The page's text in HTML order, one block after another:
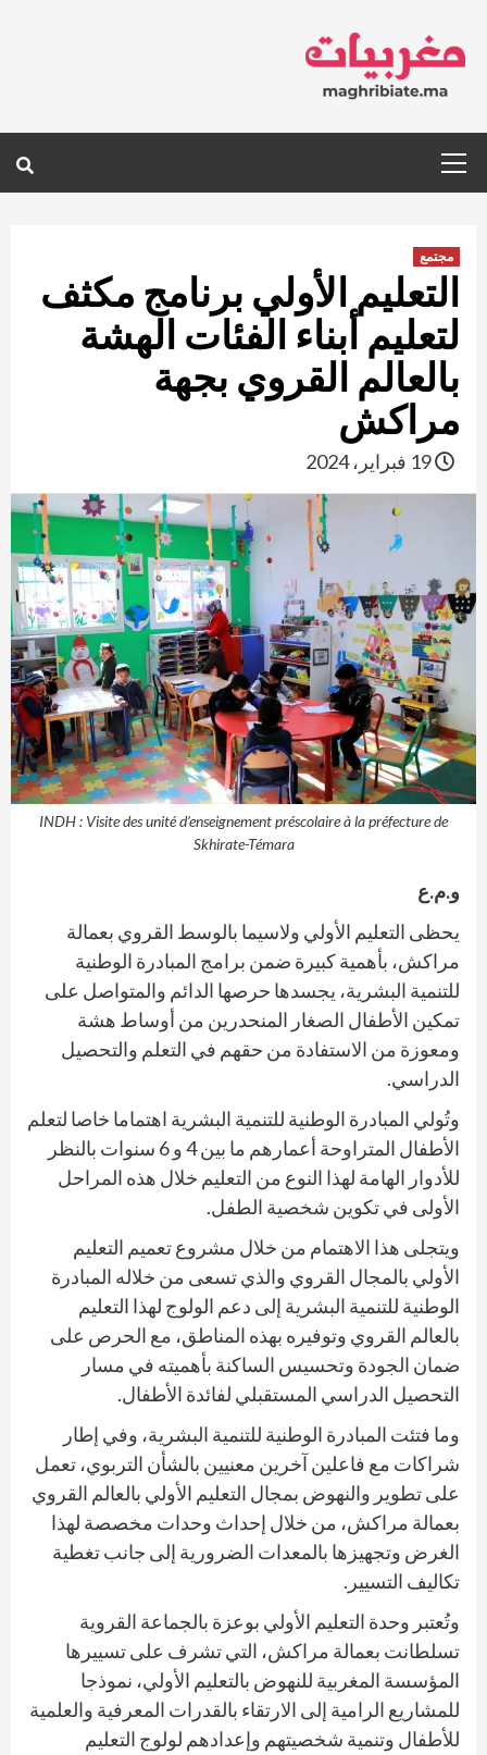
content
Menu
مجتمع
التعليم الأولي برنامج مكثف
لتعليم أبناء الفئات الهشة
بالعالم القروي بجهة
مراكش
INDH : Visite des unité d’enseignement préscolaire à la préfecture de
Skhirate-Témara
و.م.ع
يحظى التعليم الأولي ولاسيما بالوسط القروي بعمالة
مراكش، بأهمية كبيرة ضمن برامج المبادرة الوطنية
للتنمية البشرية، يجسدها حرصها الدائم والمتواصل على
تمكين الأطفال الصغار المنحدرين من أوساط هشة
ومعوزة من الاستفادة من حقهم في التعلم والتحصيل
الدراسي.
وتُولي المبادرة الوطنية للتنمية البشرية اهتماما خاصا لتعلم
الأطفال المتراوحة أعمارهم ما بين 4 و 6 سنوات بالنظر
للأدوار الهامة لهذا النوع من التعليم خلال هذه المراحل
الأولى في تكوين شخصية الطفل.
ويتجلى هذا الاهتمام من خلال مشروع تعميم التعليم
الأولي بالمجال القروي والذي تسعى من خلاله المبادرة
الوطنية للتنمية البشرية إلى دعم الولوج لهذا التعليم
بالعالم القروي وتوفيره بهذه المناطق، مع الحرص على
ضمان الجودة وتحسيس الساكنة بأهميته في مسار
التحصيل الدراسي المستقبلي لفائدة الأطفال.
وما فتئت المبادرة الوطنية للتنمية البشرية، وفي إطار
شراكات مع فاعلين آخرين معنيين بالشأن التربوي، تعمل
على تطوير والنهوض بمجال التعليم الأولي بالعالم القروي
بعمالة مراكش، من خلال إحداث وحدات مخصصة لهذا
الغرض وتجهيزها بالمعدات الضرورية إلى جانب تغطية
تكاليف التسيير.
وتُعتبر وحدة التعليم الأولي بوعزة بالجماعة القروية
تسلطانت بعمالة مراكش، التي تشرف على تسييرها
المؤسسة المغربية للنهوض بالتعليم الأولي، نموذجا
للمشاريع الرامية إلى الارتقاء بالقدرات المعرفية والعلمية
للأطفال وتنمية شخصيتهم وإعدادهم لولوج التعليم